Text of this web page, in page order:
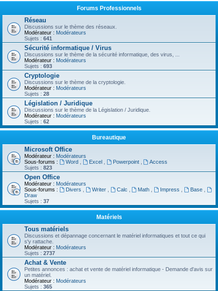
Forums Professionnels
Réseau
Discussions sur le thème des réseaux.
Modérateur : Modérateurs
Sujets : 641
Sécurité informatique / Virus
Discussions sur le thème de la sécurité informatique, des virus, ...
Modérateur : Modérateurs
Sujets : 693
Cryptologie
Discussions sur le thème de la cryptologie.
Modérateur : Modérateurs
Sujets : 28
Législation / Juridique
Discussions sur le thème de la Législation / Juridique.
Modérateur : Modérateurs
Sujets : 62
Bureautique
Microsoft Office
Modérateur : Modérateurs
Sous-forums :
Word Excel Powerpoint
Access
Sujets : 823
Open Office
Modérateur : Modérateurs
Sous-forums :
Divers Writer Calc Math Impress Base
Draw
Sujets : 37
Matériels
Tous matériels
Discussions et dépannage concernant le matériel informatiques et tout ce qui
s'y rattache.
Modérateur : Modérateurs
Sujets : 2737
Achat & Vente
Petites annonces : achat et vente de matériel informatique - Demande d'avis sur
un matériel.
Modérateur : Modérateurs
Sujets : 365